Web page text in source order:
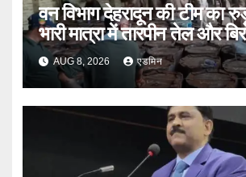
वन विभाग देहरादून की टीम का
भारी मात्रा में तारपीन तेल और
AUG 8, 2026 एडमिन